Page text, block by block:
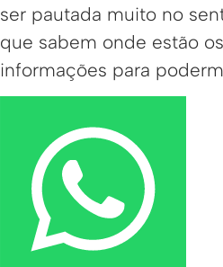
ser pautada muito no
que sabem onde estão
informações para